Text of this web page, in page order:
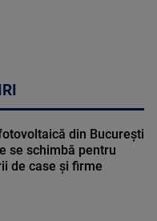
din București
se schimbă pentru
de case și firme